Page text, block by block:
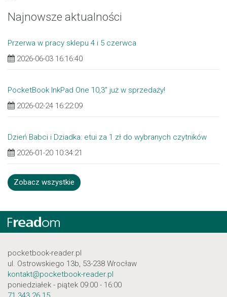
Najnowsze aktualności
Przerwa w pracy sklepu 4 i 5 czerwca
2026-06-03 16:16:40
PocketBook InkPad One 10,3” już w sprzedaży!
2026-02-24 16:22:09
Dzień Babci i Dziadka: etui za 1 zł do wybranych czytników
2026-01-20 10:34:21
Zobacz wszystkie
pocketbook-reader.pl
ul. Ostrowskiego 13b, 53-238 Wrocław
kontakt@pocketbook-reader.pl
poniedziałek - piątek 09:00 - 16:00